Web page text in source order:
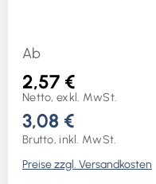
Ab
2,57 €
Netto, exkl. MwSt.
3,08 €
Brutto, inkl. MwSt.
Preise zzgl. Versandkosten